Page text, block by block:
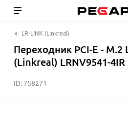
LR-LINK (Linkreal)
Переходник PCI-E - M.2
(Linkreal) LRNV9541-4IR
ID: 758271